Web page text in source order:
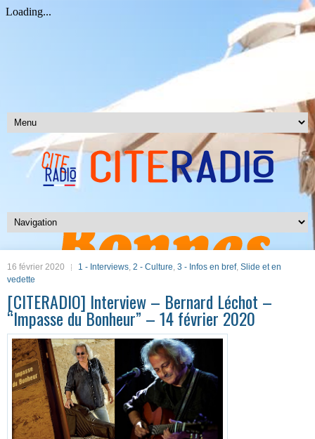
16 février 2020 1 - Interviews, 2 - Culture, 3 - Infos en bref, Slide et en
vedette
[CITERADIO] Interview – Bernard Léchot –
“Impasse du Bonheur” – 14 février 2020